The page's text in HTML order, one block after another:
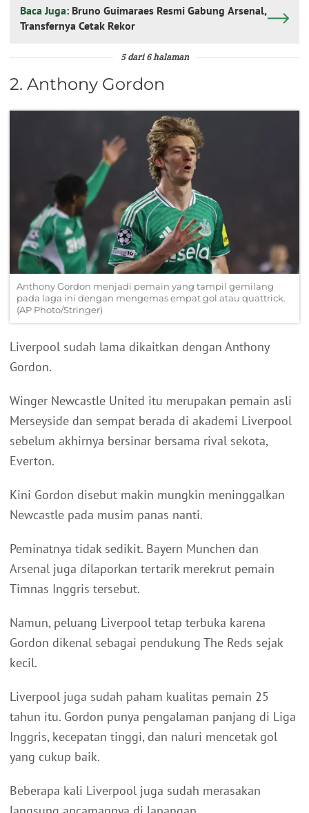
Baca Juga: Bruno Guimaraes Resmi Gabung Arsenal,
Transfernya Cetak Rekor
5 dari 6 halaman
2. Anthony Gordon
Anthony Gordon menjadi pemain yang tampil gemilang
pada laga ini dengan mengemas empat gol atau quattrick.
(AP Photo/Stringer)
Liverpool sudah lama dikaitkan dengan Anthony
Gordon.
Winger Newcastle United itu merupakan pemain asli
Merseyside dan sempat berada di akademi Liverpool
sebelum akhirnya bersinar bersama rival sekota,
Everton.
Kini Gordon disebut makin mungkin meninggalkan
Newcastle pada musim panas nanti.
Peminatnya tidak sedikit. Bayern Munchen dan
Arsenal juga dilaporkan tertarik merekrut pemain
Timnas Inggris tersebut.
Namun, peluang Liverpool tetap terbuka karena
Gordon dikenal sebagai pendukung The Reds sejak
kecil.
Liverpool juga sudah paham kualitas pemain 25
tahun itu. Gordon punya pengalaman panjang di Liga
Inggris, kecepatan tinggi, dan naluri mencetak gol
yang cukup baik.
Beberapa kali Liverpool juga sudah merasakan